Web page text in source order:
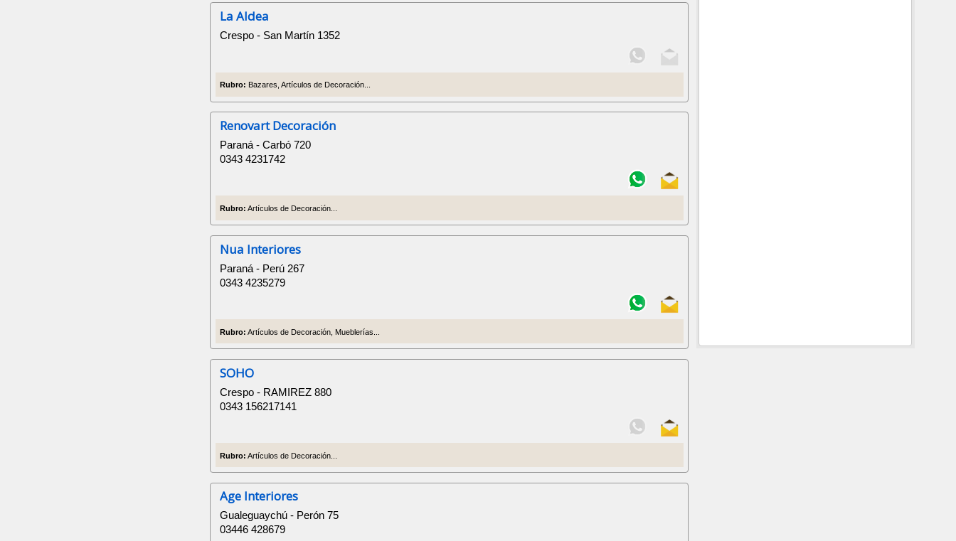
La Aldea
Crespo - San Martín 1352
Rubro: Bazares, Artículos de Decoración...
Renovart Decoración
Paraná - Carbó 720
0343 4231742
Rubro: Artículos de Decoración...
Nua Interiores
Paraná - Perú 267
0343 4235279
Rubro: Artículos de Decoración, Mueblerías...
SOHO
Crespo - RAMIREZ 880
0343 156217141
Rubro: Artículos de Decoración...
Age Interiores
Gualeguaychú - Perón 75
03446 428679